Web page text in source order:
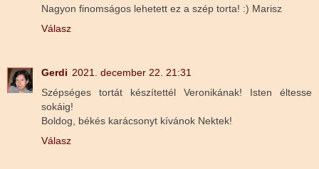
Nagyon finomságos lehetett ez a szép torta! :) Marisz
Válasz
Gerdi 2021. december 22. 21:31
Szépséges tortát készítettél Veronikának! Isten éltesse
sokáig!
Boldog, békés karácsonyt kívánok Nektek!
Válasz